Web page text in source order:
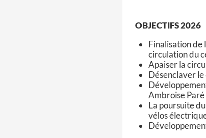
OBJECTIFS 2026
Finalisation de
circulation du
Apaiser la
Désenclaver
Ambroise Paré
La poursuite
vélos